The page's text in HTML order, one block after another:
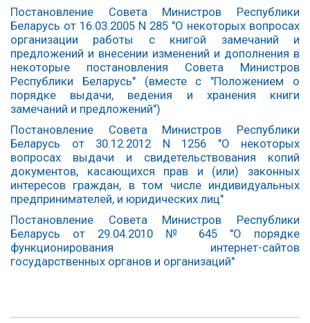
Постановление Совета Министров Республики
Беларусь от 16.03.2005 N 285 "О некоторых вопросах
организации работы с книгой замечаний и
предложений и внесении изменений и дополнения в
некоторые постановления Совета Министров
Республики Беларусь" (вместе с "Положением о
порядке выдачи, ведения и хранения книги
замечаний и предложений")
Постановление Совета Министров Республики
Беларусь от 30.12.2012 N 1256 "О некоторых
вопросах выдачи и свидетельствования копий
документов, касающихся прав и (или) законных
интересов граждан, в том числе индивидуальных
предпринимателей, и юридических лиц"
Постановление Совета Министров Республики
Беларусь от 29.04.2010 № 645 "О порядке
функционирования интернет-сайтов
государственных органов и организаций"